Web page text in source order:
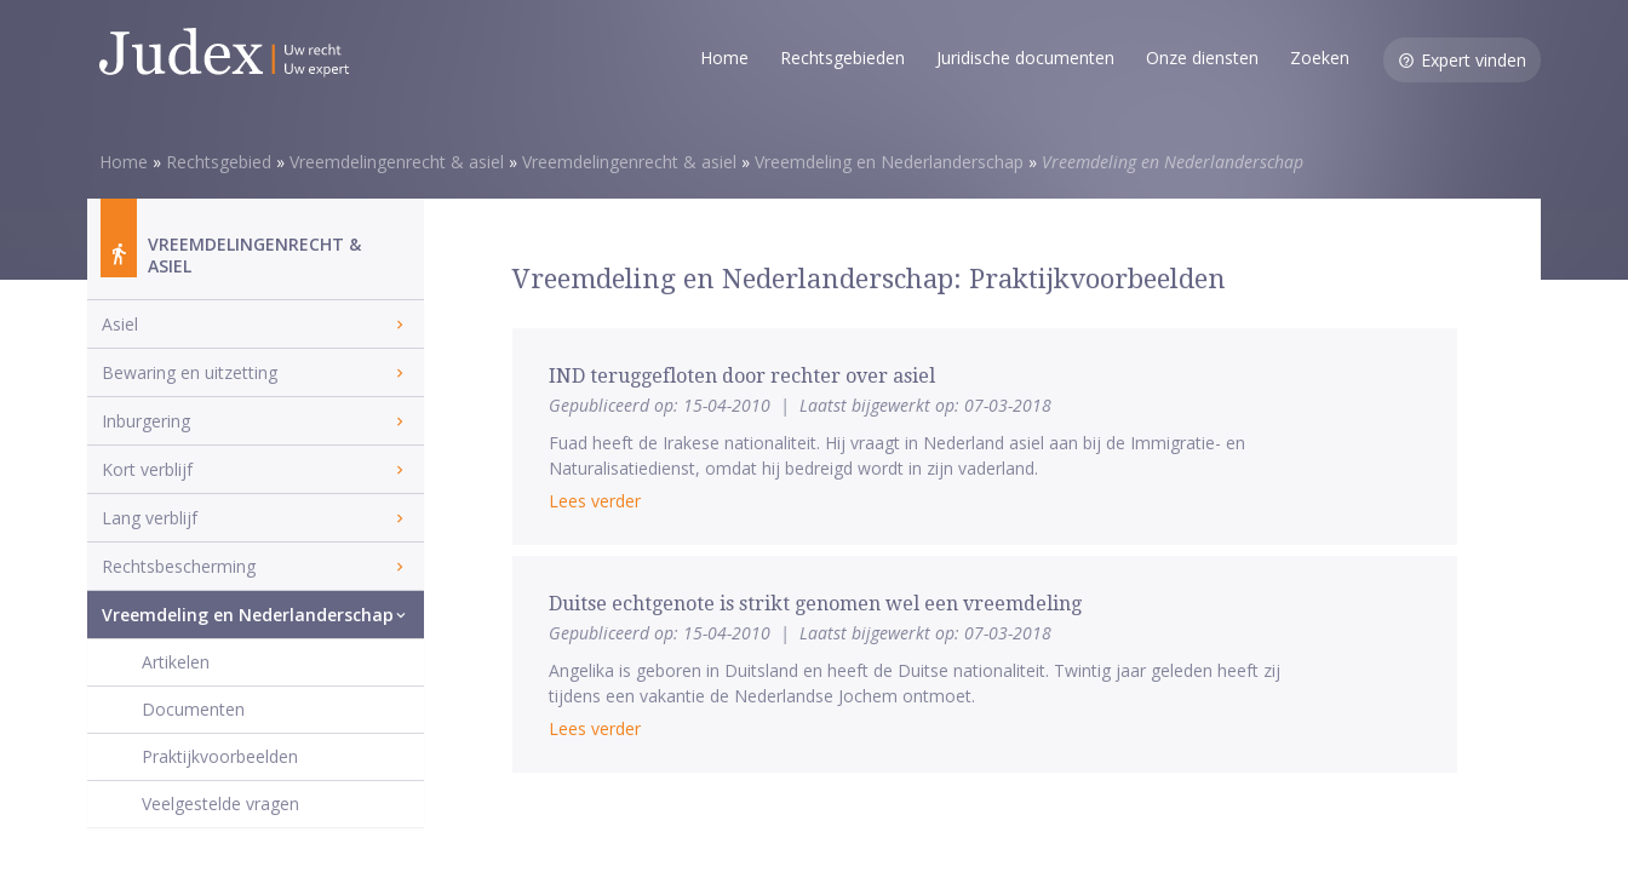
Home Rechtsgebieden Juridische documenten Onze diensten Zoeken Expert vinden
Home » Rechtsgebied » Vreemdelingenrecht & asiel » Vreemdelingenrecht & asiel » Vreemdeling en Nederlanderschap » Vreemdeling en Nederlanderschap
Vreemdeling en Nederlanderschap: Praktijkvoorbeelden
IND teruggefloten door rechter over asiel
Gepubliceerd op: 15-04-2010 | Laatst bijgewerkt op: 07-03-2018
Fuad heeft de Irakese nationaliteit. Hij vraagt in Nederland asiel aan bij de Immigratie- en
Naturalisatiedienst, omdat hij bedreigd wordt in zijn vaderland.
Lees verder
Duitse echtgenote is strikt genomen wel een vreemdeling
Gepubliceerd op: 15-04-2010 | Laatst bijgewerkt op: 07-03-2018
Angelika is geboren in Duitsland en heeft de Duitse nationaliteit. Twintig jaar geleden heeft zij
tijdens een vakantie de Nederlandse Jochem ontmoet.
Lees verder
VREEMDELINGENRECHT &
ASIEL
Asiel
Bewaring en uitzetting
Inburgering
Kort verblijf
Lang verblijf
Rechtsbescherming
Vreemdeling en Nederlanderschap
Artikelen
Documenten
Praktijkvoorbeelden
Veelgestelde vragen